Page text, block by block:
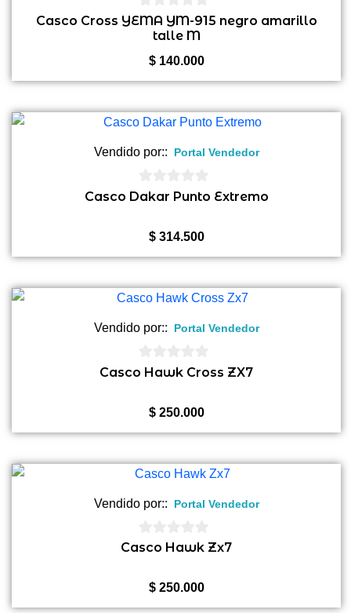
0
Casco Cross YEMA YM-915 negro amarillo
talle M
$140.000
Vendido por:: Portal Vendedor
0
Casco Dakar Punto Extremo
$314.500
Vendido por:: Portal Vendedor
0
Casco Hawk Cross ZX7
$250.000
Vendido por:: Portal Vendedor
0
Casco Hawk Zx7
$250.000